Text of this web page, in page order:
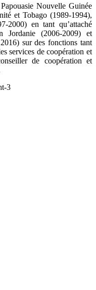
Nouvelle Guinée
et Tobago (1989-1994),
2000) en tant qu’attaché
Jordanie (2006-2009) et
sur des fonctions tant
services de coopération et
de coopération et